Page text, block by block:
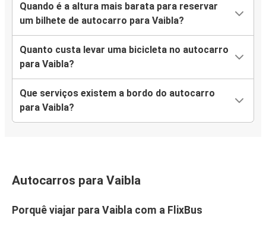
Quando é a altura mais barata para reservar
um bilhete de autocarro para Vaibla?
Quanto custa levar uma bicicleta no autocarro
para Vaibla?
Que serviços existem a bordo do autocarro
para Vaibla?
Autocarros para Vaibla
Porquê viajar para Vaibla com a FlixBus